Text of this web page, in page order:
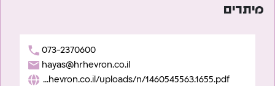
מיתרים
073-2370600
hayas@hrhevron.co.il
https://www.hrhevron.co.il/uploads/n/1460545563.1655.pdf